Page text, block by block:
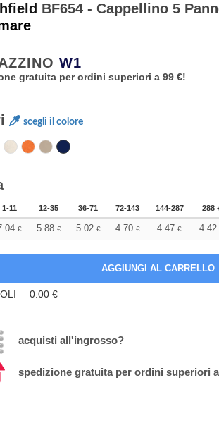
BF654 - Cappellino 5
W1
gratuita per ordini superiori a 99 €!
scegli il colore
1-11 12-35 36-71 72-143 144-287 288
€ 5.88 € 5.02 € 4.70 € 4.47 € 4.42
0.00 €
acquisti all'ingrosso?
spedizione gratuita per ordini superiori a